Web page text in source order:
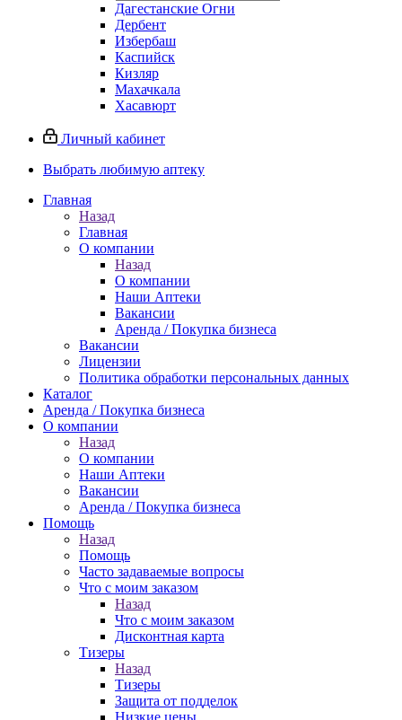
Дагестанские Огни
Дербент
Избербаш
Каспийск
Кизляр
Махачкала
Хасавюрт
Личный кабинет
Выбрать любимую аптеку
Главная
Назад
Главная
О компании
Назад
О компании
Наши Аптеки
Вакансии
Аренда / Покупка бизнеса
Вакансии
Лицензии
Политика обработки персональных данных
Каталог
Аренда / Покупка бизнеса
О компании
Назад
О компании
Наши Аптеки
Вакансии
Аренда / Покупка бизнеса
Помощь
Назад
Помощь
Часто задаваемые вопросы
Что с моим заказом
Назад
Что с моим заказом
Дисконтная карта
Тизеры
Назад
Тизеры
Защита от подделок
Низкие цены